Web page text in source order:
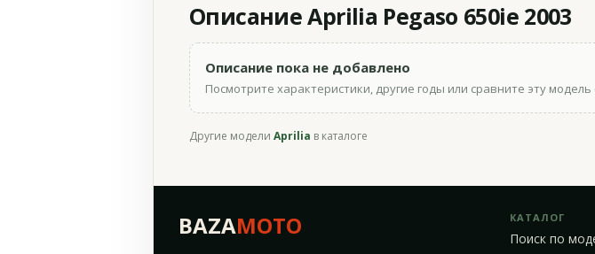
Описание Aprilia Pegaso 650ie 2003
Описание пока не добавлено
Посмотрите характеристики, другие годы или сравните эту модель
Другие модели Aprilia в каталоге
BAZAMOTO КАТАЛОГ
Поиск по